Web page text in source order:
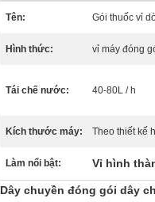
Tên: Gói thuốc vỉ
Hình thức: vỉ máy đóng
Tái chế nước: 40-80L / h
Kích thước máy: Theo thiết kế
Làm nổi bật: Vỉ hình
Dây chuyền đóng gói dây